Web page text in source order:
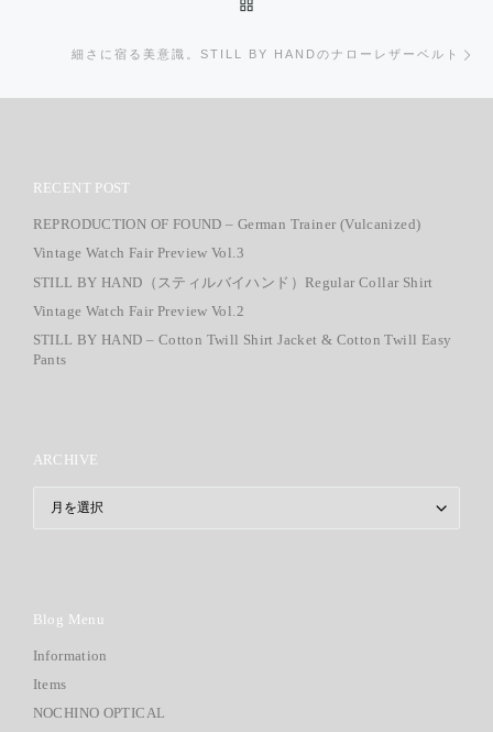
細さに宿る美意識。STILL BY HANDのナローレザーベルト
RECENT POST
REPRODUCTION OF FOUND – German Trainer (Vulcanized)
Vintage Watch Fair Preview Vol.3
STILL BY HAND（スティルバイハンド）Regular Collar Shirt
Vintage Watch Fair Preview Vol.2
STILL BY HAND – Cotton Twill Shirt Jacket & Cotton Twill Easy
Pants
ARCHIVE
Blog Menu
Information
Items
NOCHINO OPTICAL